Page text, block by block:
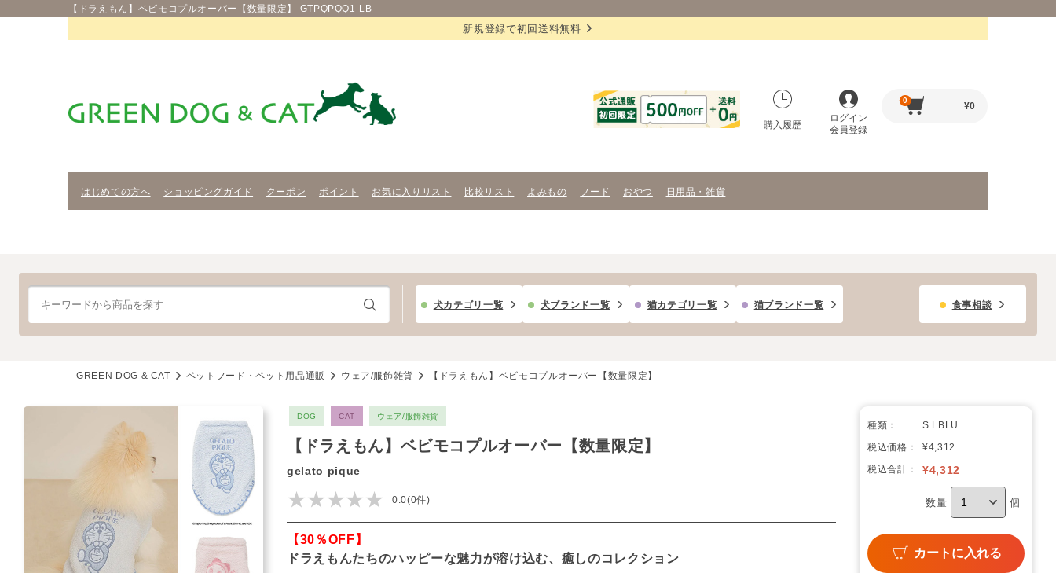
【ドラえもん】ベビモコプルオーバー【数量限定】 GTPQPQQ1-LB
新規登録で初回送料無料
購入履歴
ログイン
会員登録
0
¥0
はじめての方へ ショッピングガイド クーポン ポイント お気に入りリスト 比較リスト よみもの フード おやつ 日用品・雑貨
犬カテゴリ一覧 犬ブランド一覧 猫カテゴリ一覧 猫ブランド一覧 食事相談
GREEN DOG & CAT ペットフード・ペット用品通販 ウェア/服飾雑貨 【ドラえもん】ベビモコプルオーバー【数量限定】
DOG CAT ウェア/服飾雑貨
【ドラえもん】ベビモコプルオーバー【数量限定】
gelato pique
★★★★★ 0.0(0件)
【30％OFF】
ドラえもんたちのハッピーな魅力が溶け込む、癒しのコレクション
種類：
S LBLU
税込価格：
¥4,312
税込合計：
¥4,312
数量 個
カートに入れる